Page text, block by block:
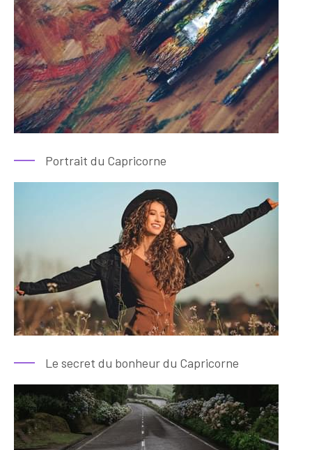
Portrait du Capricorne
Le secret du bonheur du Capricorne